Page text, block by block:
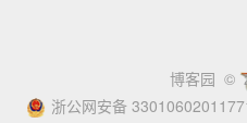
博客园 ©
浙公网安备